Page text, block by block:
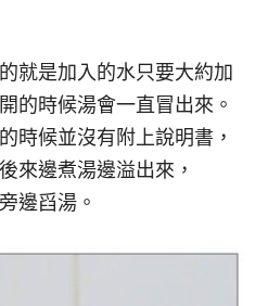
就是加入的水只要大約加
的時候湯會一直冒出來。
時候並沒有附上說明書，
來邊煮湯邊溢出來，
邊舀湯。